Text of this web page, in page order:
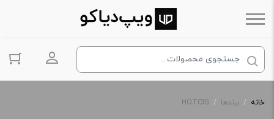
ورود به
خانه / برندها /
HOTCIG